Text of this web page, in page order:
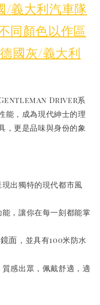
/義大利汽車隊
同顏色以作區
國灰/義大利
Driver系
能，成為現代紳士的理
，更是品味與身份的象
現出獨特的現代都市風
能，讓你在每一刻都能掌
面 ，並具有100米防水
質感出眾，佩戴舒適，適